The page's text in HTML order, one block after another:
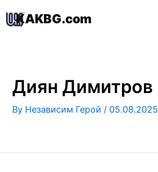
to
KAKBG.com
Диян Димитров
By Независим Герой / 05.08.2025